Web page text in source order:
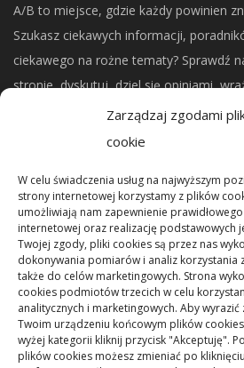
Zarządzaj zgodami
cookie
W celu świadczenia usług na najwyższym
strony internetowej korzystamy z plików
umożliwiają nam zapewnienie
internetowej oraz realizację podstawowych
Twojej zgody, pliki cookies są przez nas
dokonywania pomiarów i analiz korzystania
także do celów marketingowych. Strona
cookies podmiotów trzecich w celu
analitycznych i marketingowych. Aby
Twoim urządzeniu końcowym plików
wyżej kategorii kliknij przycisk "Akceptuję".
plików cookies możesz zmieniać po
A/B to miejsce, gdzie każdy powinien
Szukasz ciekawych informacji,
ciekawego na rożne tematy? Sprawdź
stronie, dyskutuj, dziel się opiniami,
naszej społeczności.
Mikrorachunek podatkowy:
Podstawowe rodzaje śrub –
typów
Pielęgnacja podłogi po